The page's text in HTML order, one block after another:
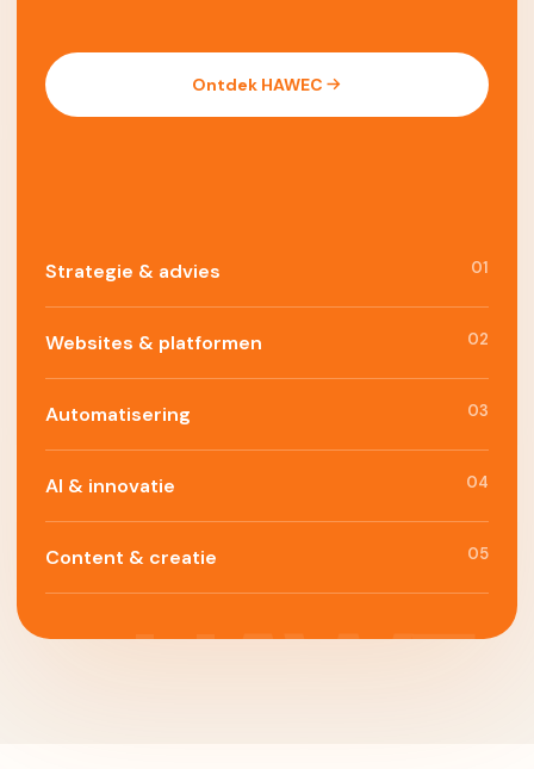
Ontdek HAWEC
Strategie & advies 01
Websites & platformen 02
Automatisering 03
AI & innovatie 04
Content & creatie 05